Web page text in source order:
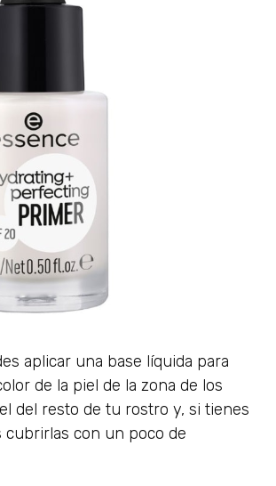
aplicar una base líquida para
de la piel de la zona de los
del resto de tu rostro y, si tienes
cubrirlas con un poco de